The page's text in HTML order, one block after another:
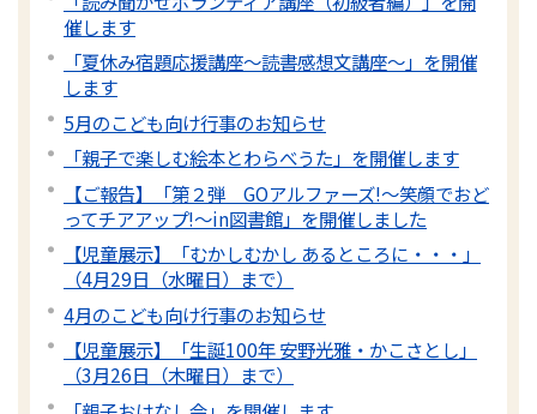
催します
「夏休み宿題応援講座～読書感想文講座～」を開催
します
5月のこども向け行事のお知らせ
「親子で楽しむ絵本とわらべうた」を開催します
【ご報告】「第２弾 GOアルファーズ!～笑顔でおど
ってチアアップ!～in図書館」を開催しました
【児童展示】「むかしむかし あるところに・・・」
（4月29日（水曜日）まで）
4月のこども向け行事のお知らせ
【児童展示】「生誕100年 安野光雅・かこさとし」
（3月26日（木曜日）まで）